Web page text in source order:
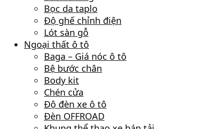
Bọc da taplo
Độ ghế chỉnh điện
Lót sàn gỗ
Ngoại thất ô tô
Baga – Giá nóc ô tô
Bệ bước chân
Body kit
Chén cửa
Độ đèn xe ô tô
Đèn OFFROAD